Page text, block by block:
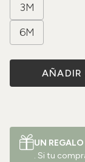
3M
6M
AÑADIR
UN
. Si tu